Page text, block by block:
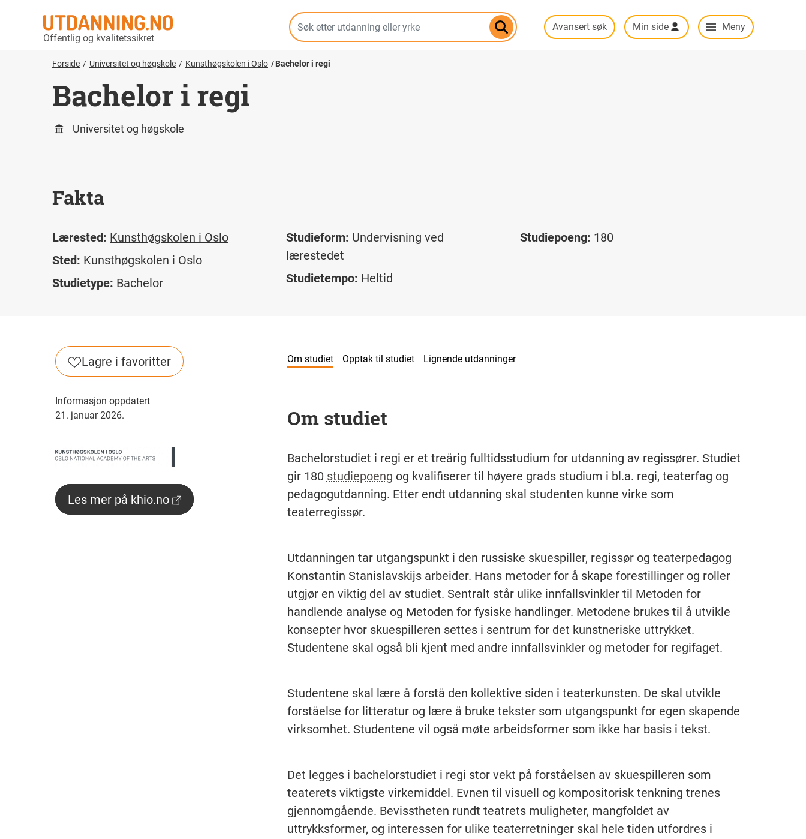
hovedinnhold
Offentlig og kvalitetssikret
Avansert søk Min side Meny
Forside Universitet og høgskole Kunsthøgskolen i Oslo Bachelor i regi
Bachelor i regi
Universitet og høgskole
Fakta
Lærested: Kunsthøgskolen i Oslo
Sted: Kunsthøgskolen i Oslo
Studietype: Bachelor
Studieform: Undervisning ved
lærestedet
Studietempo: Heltid
Studiepoeng: 180
Lagre i favoritter
Informasjon oppdatert
21. januar 2026.
Les mer på khio.no
Om studiet Opptak til studiet Lignende utdanninger
Om studiet
Bachelorstudiet i regi er et treårig fulltidsstudium for utdanning av regissører. Studiet
gir 180 studiepoeng og kvalifiserer til høyere grads studium i bl.a. regi, teaterfag og
pedagogutdanning. Etter endt utdanning skal studenten kunne virke som
teaterregissør.
Utdanningen tar utgangspunkt i den russiske skuespiller, regissør og teaterpedagog
Konstantin Stanislavskijs arbeider. Hans metoder for å skape forestillinger og roller
utgjør en viktig del av studiet. Sentralt står ulike innfallsvinkler til Metoden for
handlende analyse og Metoden for fysiske handlinger. Metodene brukes til å utvikle
konsepter hvor skuespilleren settes i sentrum for det kunstneriske uttrykket.
Studentene skal også bli kjent med andre innfallsvinkler og metoder for regifaget.
Studentene skal lære å forstå den kollektive siden i teaterkunsten. De skal utvikle
forståelse for litteratur og lære å bruke tekster som utgangspunkt for egen skapende
virksomhet. Studentene vil også møte arbeidsformer som ikke har basis i tekst.
Det legges i bachelorstudiet i regi stor vekt på forståelsen av skuespilleren som
teaterets viktigste virkemiddel. Evnen til visuell og kompositorisk tenkning trenes
gjennomgående. Bevisstheten rundt teatrets muligheter, mangfoldet av
uttrykksformer, og interessen for ulike teaterretninger skal hele tiden utfordres i